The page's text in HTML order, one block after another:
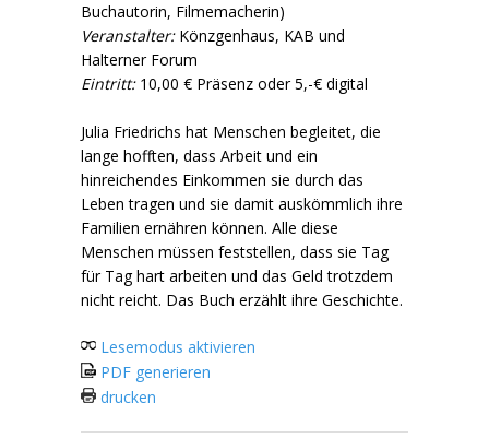
Buchautorin, Filmemacherin)
Veranstalter:Könzgenhaus, KAB und
Halterner Forum
Eintritt:10,00 € Präsenz oder 5,-€ digital
Julia Friedrichs hat Menschen begleitet, die
lange hofften, dass Arbeit und ein
hinreichendes Einkommen sie durch das
Leben tragen und sie damit auskömmlich ihre
Familien ernähren können. Alle diese
Menschen müssen feststellen, dass sie Tag
für Tag hart arbeiten und das Geld trotzdem
nicht reicht. Das Buch erzählt ihre Geschichte.
Lesemodus aktivieren
PDF generieren
drucken